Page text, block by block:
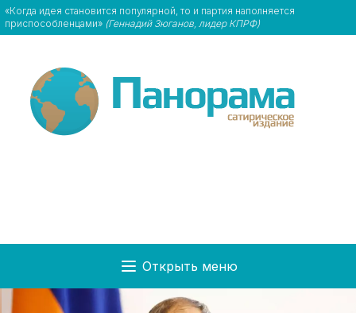
«Когда идея становится популярной, то и партия наполняется
приспособленцами» (Геннадий Зюганов, лидер КПРФ)
Открыть меню